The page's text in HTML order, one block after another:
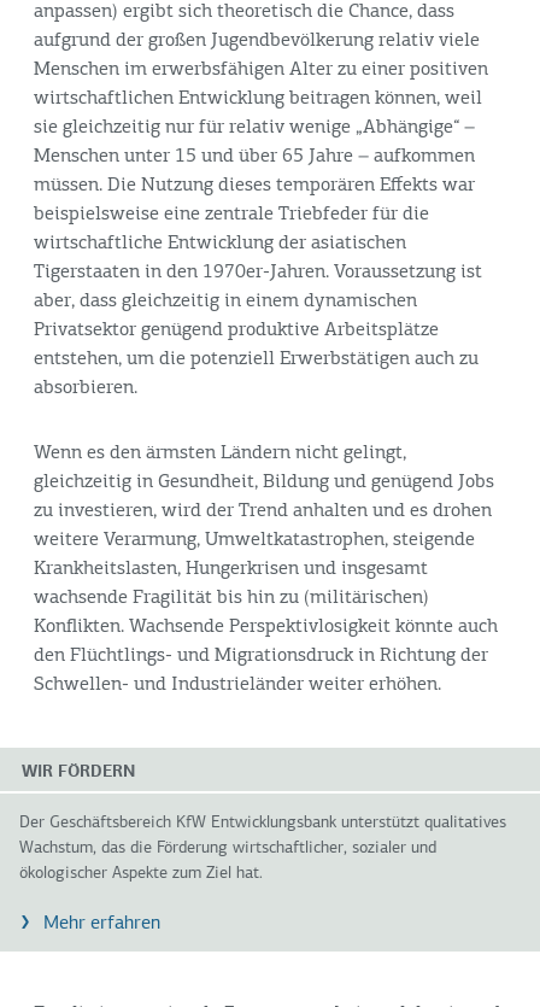
anpassen) ergibt sich theoretisch die Chance, dass
aufgrund der großen Jugendbevölkerung relativ viele
Menschen im erwerbsfähigen Alter zu einer positiven
wirtschaftlichen Entwicklung beitragen können, weil
sie gleichzeitig nur für relativ wenige „Abhängige“ –
Menschen unter 15 und über 65 Jahre – aufkommen
müssen. Die Nutzung dieses temporären Effekts war
beispielsweise eine zentrale Triebfeder für die
wirtschaftliche Entwicklung der asiatischen
Tigerstaaten in den 1970er-Jahren. Voraussetzung ist
aber, dass gleichzeitig in einem dynamischen
Privatsektor genügend produktive Arbeitsplätze
entstehen, um die potenziell Erwerbstätigen auch zu
absorbieren.
Wenn es den ärmsten Ländern nicht gelingt,
gleichzeitig in Gesundheit, Bildung und genügend Jobs
zu investieren, wird der Trend anhalten und es drohen
weitere Verarmung, Umweltkatastrophen, steigende
Krankheitslasten, Hungerkrisen und insgesamt
wachsende Fragilität bis hin zu (militärischen)
Konflikten. Wachsende Perspektivlosigkeit könnte auch
den Flüchtlings- und Migrationsdruck in Richtung der
Schwellen- und Industrieländer weiter erhöhen.
WIR FÖRDERN
Der Geschäftsbereich KfW Entwicklungsbank unterstützt qualitatives
Wachstum, das die Förderung wirtschaftlicher, sozialer und
ökologischer Aspekte zum Ziel hat.
Mehr erfahren